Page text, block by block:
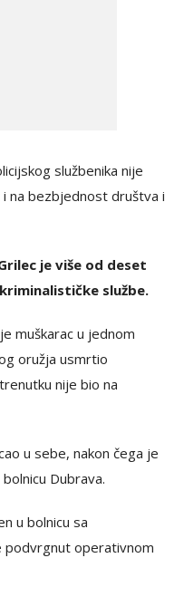
službenika nije
na bezbjednost društva i
je više od deset
službe.
muškarac u jednom
oružja usmrtio
nije bio na
u sebe, nakon čega je
Dubrava.
u bolnicu sa
podvrgnut operativnom